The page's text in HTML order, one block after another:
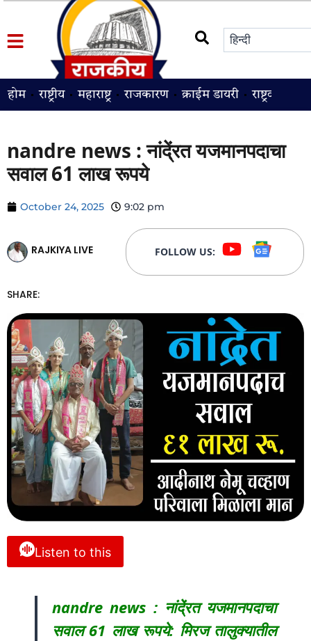
होम राष्ट्रीय महाराष्ट्र राजकारण क्राईम डायरी राष्ट्रवादी
nandre news : नांदे्ंरत यजमानपदाचा
सवाल 61 लाख रूपये
October 24, 2025 9:02 pm
RAJKIYA LIVE FOLLOW US:
SHARE:
Listen to this
nandre news : नांदे्ंरत यजमानपदाचा
सवाल 61 लाख रूपये: मिरज तालुक्यातील